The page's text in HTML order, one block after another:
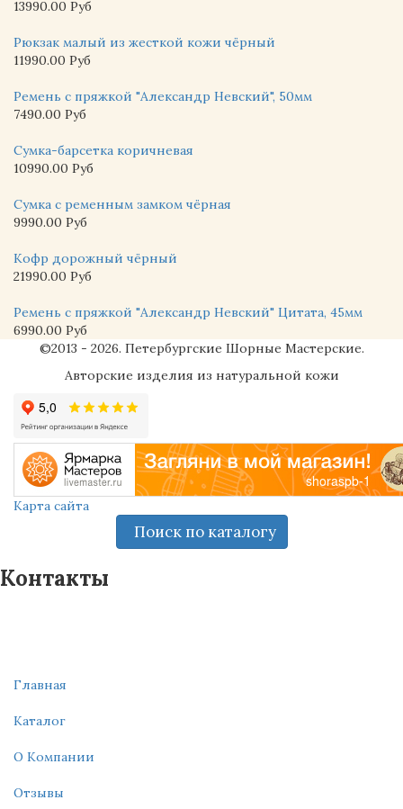
13990.00 Руб
Рюкзак малый из жесткой кожи чёрный
11990.00 Руб
Ремень с пряжкой "Александр Невский", 50мм
7490.00 Руб
Сумка-барсетка коричневая
10990.00 Руб
Сумка с ременным замком чёрная
9990.00 Руб
Кофр дорожный чёрный
21990.00 Руб
Ремень с пряжкой "Александр Невский" Цитата, 45мм
6990.00 Руб
©2013 - 2026. Петербургские Шорные Мастерские.
Авторские изделия из натуральной кожи
Карта сайта
Поиск по каталогу
Контакты
Главная
Каталог
О Компании
Отзывы